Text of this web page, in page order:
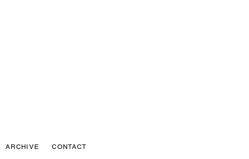
ARCHIVE CONTACT